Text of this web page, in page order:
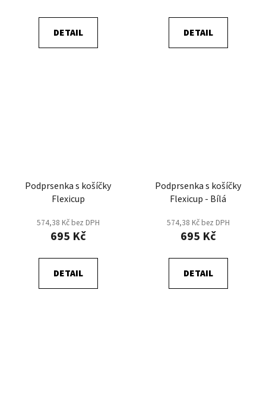
DETAIL DETAIL
Podprsenka s košíčky
Flexicup
574,38 Kč bez DPH
695 Kč
DETAIL
Podprsenka s košíčky
Flexicup - Bílá
574,38 Kč bez DPH
695 Kč
DETAIL